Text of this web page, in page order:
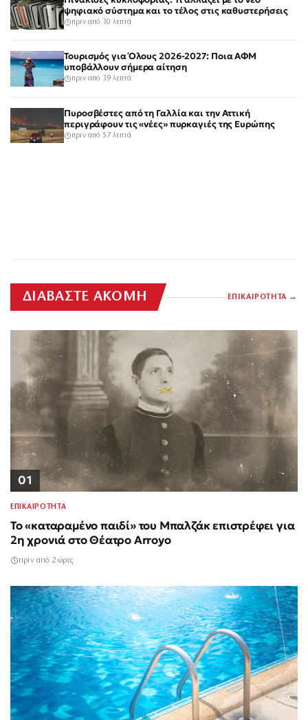
ψηφιακό σύστημα και το τέλος στις καθυστερήσεις
πριν από 30 λεπτά
Τουρισμός για Όλους 2026-2027: Ποια ΑΦΜ
υποβάλλουν σήμερα αίτηση
πριν από 39 λεπτά
Πυροσβέστες από τη Γαλλία και την Αττική
περιγράφουν τις «νέες» πυρκαγιές της Ευρώπης
πριν από 57 λεπτά
ΔΙΑΒΑΣΤΕ ΑΚΟΜΗ ΕΠΙΚΑΙΡΟΤΗΤΑ
01
ΕΠΙΚΑΙΡΟΤΗΤΑ
Το «καταραμένο παιδί» του Μπαλζάκ επιστρέφει για
2η χρονιά στο Θέατρο Arroyo
πριν από 2 ώρες